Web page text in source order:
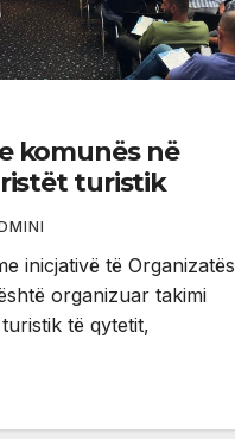
komunës në
turistik
inicjativë të Organizatës
organizuar takimi
të qytetit,